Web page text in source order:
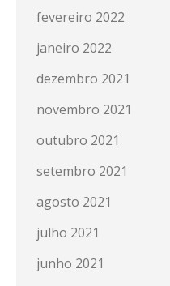
fevereiro 2022
janeiro 2022
dezembro 2021
novembro 2021
outubro 2021
setembro 2021
agosto 2021
julho 2021
junho 2021